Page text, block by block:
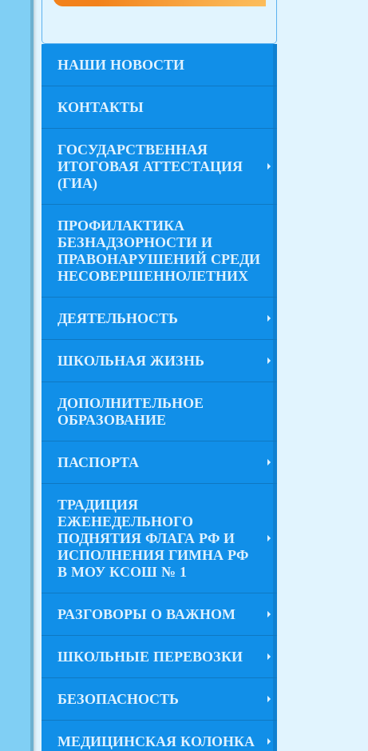
НАШИ НОВОСТИ
КОНТАКТЫ
ГОСУДАРСТВЕННАЯ
ИТОГОВАЯ АТТЕСТАЦИЯ
(ГИА)
ПРОФИЛАКТИКА
БЕЗНАДЗОРНОСТИ И
ПРАВОНАРУШЕНИЙ СРЕДИ
НЕСОВЕРШЕННОЛЕТНИХ
ДЕЯТЕЛЬНОСТЬ
ШКОЛЬНАЯ ЖИЗНЬ
ДОПОЛНИТЕЛЬНОЕ
ОБРАЗОВАНИЕ
ПАСПОРТА
ТРАДИЦИЯ
ЕЖЕНЕДЕЛЬНОГО
ПОДНЯТИЯ ФЛАГА РФ И
ИСПОЛНЕНИЯ ГИМНА РФ
В МОУ КСОШ № 1
РАЗГОВОРЫ О ВАЖНОМ
ШКОЛЬНЫЕ ПЕРЕВОЗКИ
БЕЗОПАСНОСТЬ
МЕДИЦИНСКАЯ КОЛОНКА